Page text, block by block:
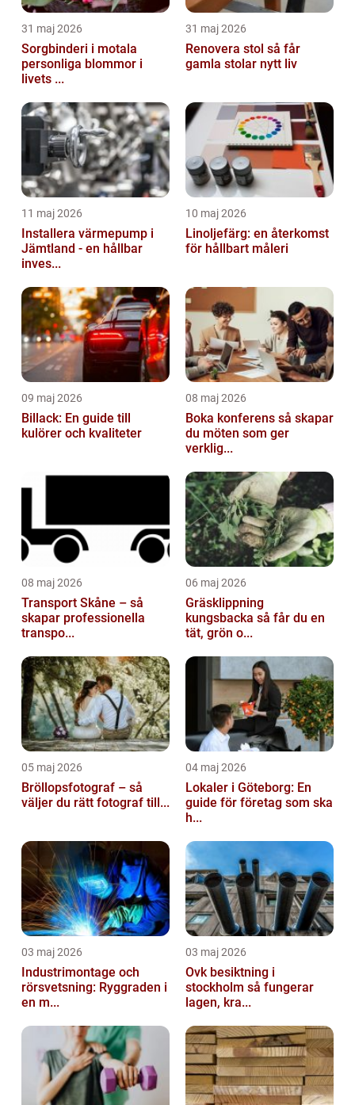
31 maj 2026
Sorgbinderi i motala
personliga blommor i
livets ...
31 maj 2026
Renovera stol så får
gamla stolar nytt liv
11 maj 2026
Installera värmepump i
Jämtland - en hållbar
inves...
10 maj 2026
Linoljefärg: en återkomst
för hållbart måleri
09 maj 2026
Billack: En guide till
kulörer och kvaliteter
08 maj 2026
Boka konferens så skapar
du möten som ger
verklig...
08 maj 2026
Transport Skåne – så
skapar professionella
transpo...
06 maj 2026
Gräsklippning
kungsbacka så får du en
tät, grön o...
05 maj 2026
Bröllopsfotograf – så
väljer du rätt fotograf till...
04 maj 2026
Lokaler i Göteborg: En
guide för företag som ska
h...
03 maj 2026
Industrimontage och
rörsvetsning: Ryggraden i
en m...
03 maj 2026
Ovk besiktning i
stockholm så fungerar
lagen, kra...